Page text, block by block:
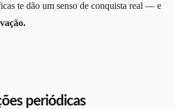
te dão um senso de conquista real — e
periódicas